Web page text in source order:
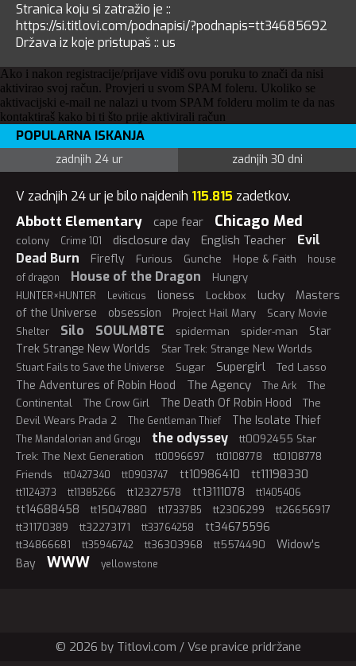
Stranica koju si zatražio je ::
https://si.titlovi.com/podnapisi/?podnapis=tt34685692
Država iz koje pristupaš :: us
Ako i nakon registracije/prijave vidiš ovu poruku to znači da nisi
aktivirao svoj račun. Provjeri u svom SPAM foleru. Ukoliko se
aktivacijski e-mail ne nalazi u tvom SPAM folderu molim te da nas
kontaktiraš kako bi ti što prije aktivirali račun
POPULARNA ISKANJA
zadnjih 24 ur zadnjih 30 dni
V zadnjih 24 ur je bilo najdenih 115.815 zadetkov.
Abbott Elementary cape fear Chicago Med
colony Crime 101 disclosure day English Teacher
Evil
Dead Burn
Firefly Furious Gunche Hope & Faith
house
of dragon
House of the Dragon Hungry
HUNTER×HUNTER Leviticus lioness Lockbox lucky
Masters
of the Universe
obsession Project Hail Mary Scary Movie
Shelter Silo SOULM8TE spiderman spider-man
Star
Trek Strange New Worlds
Star Trek: Strange New Worlds
Stuart Fails to Save the Universe Sugar Supergirl Ted Lasso
The Adventures of Robin Hood The Agency The Ark
The
Continental
The Crow Girl The Death Of Robin Hood
The
Devil Wears Prada 2
The Gentleman Thief The Isolate Thief
The Mandalorian and Grogu the odyssey
tt0092455 Star
Trek: The Next Generation
tt0096697 tt0108778
tt0108778
Friends
tt0427340 tt0903747 tt10986410 tt11198330
tt1124373 tt11385266 tt12327578 tt13111078 tt1405406
tt14688458 tt15047880 tt1733785 tt2306299
tt26656917
tt31170389
tt32273171 tt33764258 tt34675596
tt34866681 tt35946742 tt36303968 tt5574490
Widow's
Bay
WWW yellowstone
© 2026 by Titlovi.com / Vse pravice pridržane